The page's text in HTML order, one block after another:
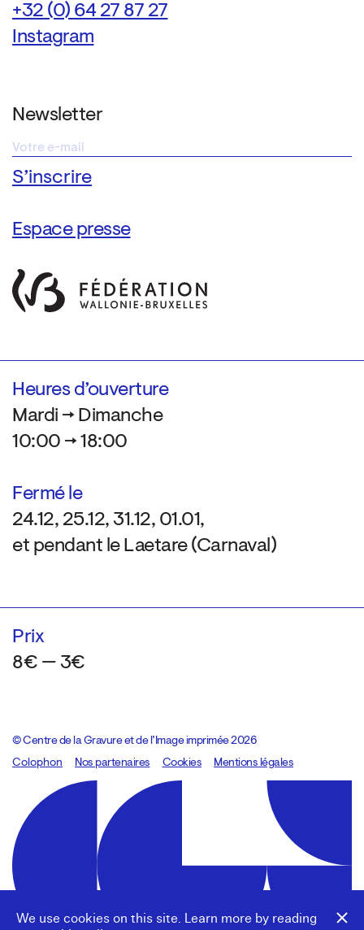
We use cookies on this site. Learn more by reading
+32 (0) 64 27 87 27
Instagram
Newsletter
Espace presse
Heures d’ouverture
Mardi → Dimanche
10:00 → 18:00
Fermé le
24.12, 25.12, 31.12, 01.01,
et pendant le Laetare (Carnaval)
Prix
8€ — 3€
© Centre de la Gravure et de l’Image imprimée 2026
Colophon
Design:Marcel Kaczmarek, code:8080.studio
Nos partenaires Cookies Mentions légales